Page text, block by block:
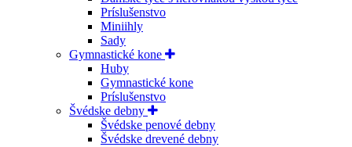
Príslušenstvo
Miniihly
Sady
Gymnastické kone
Huby
Gymnastické kone
Príslušenstvo
Švédske debny
Švédske penové debny
Švédske drevené debny